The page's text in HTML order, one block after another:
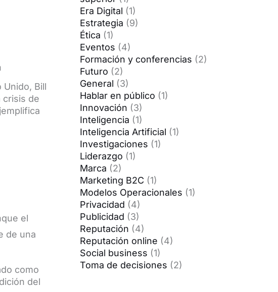
Unido, Bill
crisis de
el
de una
como
del
Era Digital (1)
Estrategia (9)
Ética (1)
Eventos (4)
Formación y conferencias (2)
Futuro (2)
General (3)
Hablar en público (1)
Innovación (3)
Inteligencia (1)
Inteligencia Artificial (1)
Investigaciones (1)
Liderazgo (1)
Marca (2)
Marketing B2C (1)
Modelos Operacionales (1)
Privacidad (4)
Publicidad (3)
Reputación (4)
Reputación online (4)
Social business (1)
Toma de decisiones (2)